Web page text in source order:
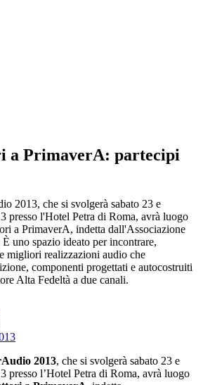
a PrimaverA: partecipi
2013, che si svolgerà sabato 23 e
presso l'Hotel Petra di Roma, avrà luogo
a PrimaverA, indetta dall'Associazione
uno spazio ideato per incontrare,
migliori realizzazioni audio che
componenti progettati e autocostruiti
Alta Fedeltà a due canali.
2013, che si svolgerà sabato 23 e
presso l’Hotel Petra di Roma, avrà luogo